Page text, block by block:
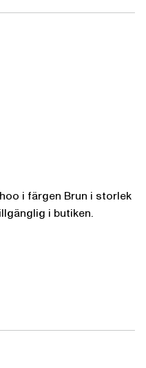
i färgen Brun i storlek
i butiken.